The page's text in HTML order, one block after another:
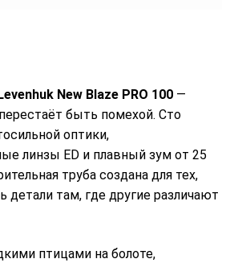
Levenhuk New Blaze PRO 100 —
быть помехой. Сто
оптики,
линзы ED и плавный зум от 25
труба создана для тех,
детали там, где другие различают
птицами на болоте,